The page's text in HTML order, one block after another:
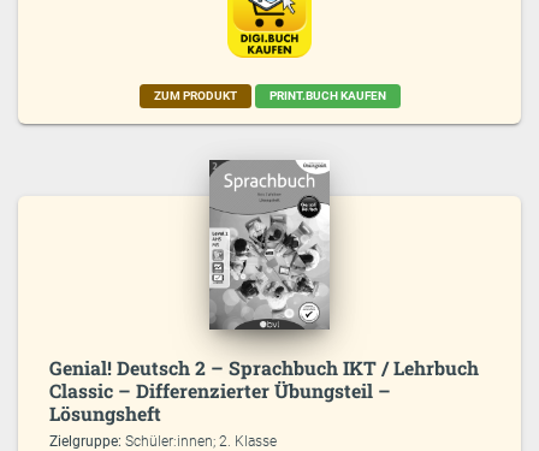
ZUM PRODUKT PRINT.BUCH KAUFEN
Genial! Deutsch 2 – Sprachbuch IKT / Lehrbuch
Classic – Differenzierter Übungsteil –
Lösungsheft
Zielgruppe:Schüler:innen; 2. Klasse